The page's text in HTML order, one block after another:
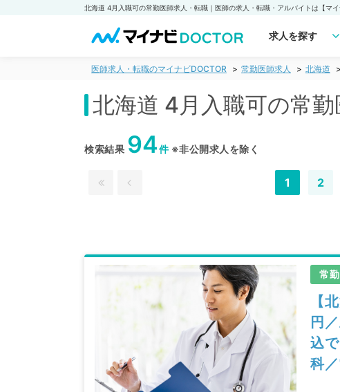
求人を探す
医師求人・転職のマイナビDOCTOR 常勤医師求人 北海道
北海道 4月入職可の常
検索結果 94件※非公開求人を除く
1 2
常
【
円
込
科／